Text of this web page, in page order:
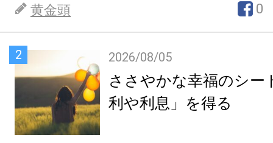
黄金頭 0
2 2026/08/05
ささやかな幸福のシー
利や利息」を得る